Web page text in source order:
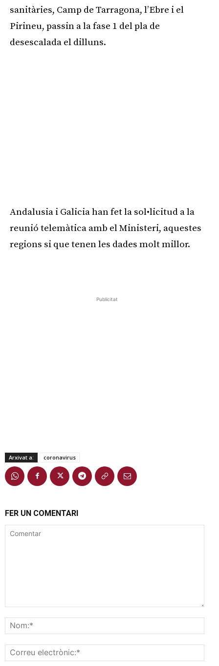
sanitàries, Camp de Tarragona, l’Ebre i el
Pirineu, passin a la fase 1 del pla de
desescalada el dilluns.
Andalusia i Galicia han fet la sol•licitud a la
reunió telemàtica amb el Ministeri, aquestes
regions si que tenen les dades molt millor.
Publicitat
Arxivat a: coronavirus
FER UN COMENTARI